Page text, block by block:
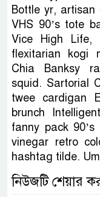
Bottle yr, artisan
VHS 90’s tote
Vice High Life,
flexitarian kogi
Chia Banksy
squid. Sartorial
twee cardigan
brunch
fanny pack
vinegar retro
hashtag tilde.
নিউজটি শেয়ার